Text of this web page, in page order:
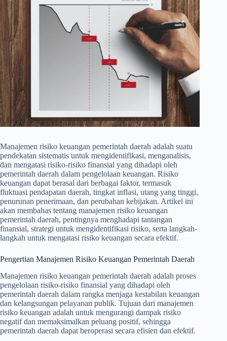
Manajemen risiko keuangan pemerintah daerah adalah suatu
pendekatan sistematis untuk mengidentifikasi, menganalisis,
dan mengatasi risiko-risiko finansial yang dihadapi oleh
pemerintah daerah dalam pengelolaan keuangan. Risiko
keuangan dapat berasal dari berbagai faktor, termasuk
fluktuasi pendapatan daerah, tingkat inflasi, utang yang tinggi,
penurunan penerimaan, dan perubahan kebijakan. Artikel ini
akan membahas tentang manajemen risiko keuangan
pemerintah daerah, pentingnya menghadapi tantangan
finansial, strategi untuk mengidentifikasi risiko, serta langkah-
langkah untuk mengatasi risiko keuangan secara efektif.
Pengertian Manajemen Risiko Keuangan Pemerintah Daerah
Manajemen risiko keuangan pemerintah daerah adalah proses
pengelolaan risiko-risiko finansial yang dihadapi oleh
pemerintah daerah dalam rangka menjaga kestabilan keuangan
dan kelangsungan pelayanan publik. Tujuan dari manajemen
risiko keuangan adalah untuk mengurangi dampak risiko
negatif dan memaksimalkan peluang positif, sehingga
pemerintah daerah dapat beroperasi secara efisien dan efektif.